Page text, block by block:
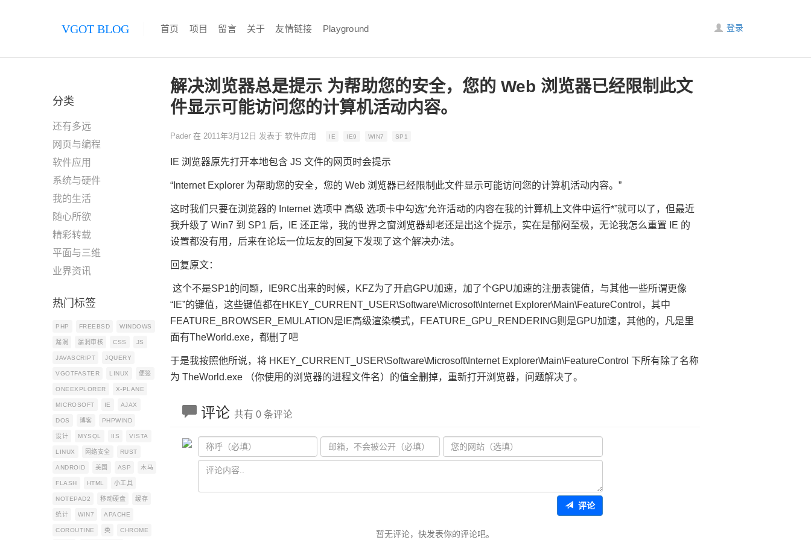
VGOT BLOG 首页 项目 留言 关于 友情链接 Playground 登录
分类
还有多远
网页与编程
软件应用
系统与硬件
我的生活
随心所欲
精彩转载
平面与三维
业界资讯
热门标签
PHP FREEBSD WINDOWS
漏洞 漏洞审核 CSS JS
JAVASCRIPT JQUERY
VGOTFASTER LINUX 便签
ONEEXPLORER X-PLANE
MICROSOFT IE AJAX
DOS 博客 PHPWIND
设计 MYSQL IIS VISTA
LINUX 网络安全 RUST
ANDROID 美国 ASP 木马
FLASH HTML 小工具
NOTEPAD2 移动硬盘 缓存
统计 WIN7 APACHE
COROUTINE 类 CHROME
解决浏览器总是提示 为帮助您的安全，您的 Web 浏览器已经限制此文
件显示可能访问您的计算机活动内容。
Pader 在 2011年3月12日 发表于 软件应用 IE IE9 WIN7 SP1
IE 浏览器原先打开本地包含 JS 文件的网页时会提示
“Internet Explorer 为帮助您的安全，您的 Web 浏览器已经限制此文件显示可能访问您的计算机活动内容。”
这时我们只要在浏览器的 Internet 选项中 高级 选项卡中勾选“允许活动的内容在我的计算机上文件中运行*”就可以了，但最近
我升级了 Win7 到 SP1 后，IE 还正常，我的世界之窗浏览器却老还是出这个提示，实在是郁闷至极，无论我怎么重置 IE 的
设置都没有用，后来在论坛一位坛友的回复下发现了这个解决办法。
回复原文：
这个不是SP1的问题，IE9RC出来的时候，KFZ为了开启GPU加速，加了个GPU加速的注册表键值，与其他一些所谓更像
“IE”的键值，这些键值都在HKEY_CURRENT_USER\Software\Microsoft\Internet Explorer\Main\FeatureControl，其中
FEATURE_BROWSER_EMULATION是IE高级渲染模式，FEATURE_GPU_RENDERING则是GPU加速，其他的，凡是里
面有TheWorld.exe，都删了吧
于是我按照他所说，将 HKEY_CURRENT_USER\Software\Microsoft\Internet Explorer\Main\FeatureControl 下所有除了名称
为 TheWorld.exe （你使用的浏览器的进程文件名）的值全删掉，重新打开浏览器，问题解决了。
评论 共有 0 条评论
评论
暂无评论，快发表你的评论吧。